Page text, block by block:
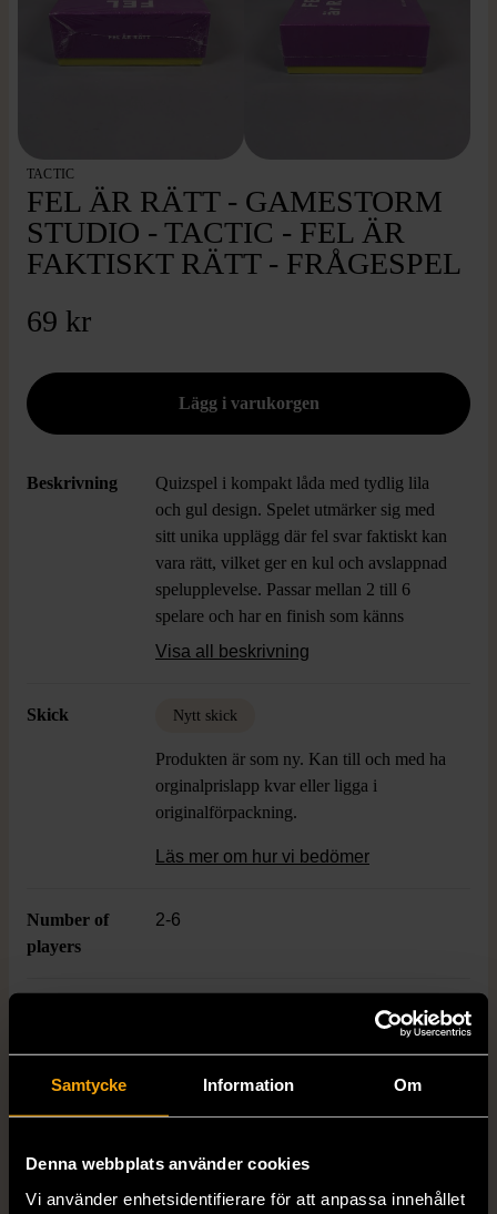
Samtycke Information Om
Denna webbplats använder cookies
Vi använder enhetsidentifierare för att anpassa innehållet
TACTIC
FEL ÄR RÄTT - GAMESTORM
STUDIO - TACTIC - FEL ÄR
FAKTISKT RÄTT - FRÅGESPEL
69 kr
Beskrivning
Quizspel i kompakt låda med tydlig lila
och gul design. Spelet utmärker sig med
sitt unika upplägg där fel svar faktiskt kan
vara rätt, vilket ger en kul och avslappnad
spelupplevelse. Passar mellan 2 till 6
spelare och har en finish som känns
modern och lekfull. Lätt att förvara och ta
Visa all beskrivning
Skick Nytt skick
Produkten är som ny. Kan till och med ha
orginalprislapp kvar eller ligga i
originalförpackning.
Läs mer om hur vi bedömer
Number of
players
2-6